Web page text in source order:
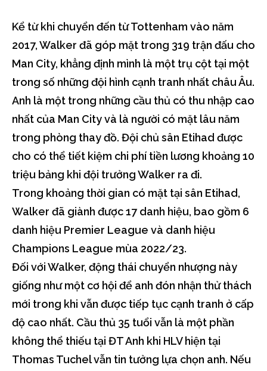
Kể từ khi chuyển đến từ Tottenham vào năm
2017, Walker đã góp mặt trong 319 trận đấu cho
Man City, khẳng định mình là một trụ cột tại một
trong số những đội hình cạnh tranh nhất châu Âu.
Anh là một trong những cầu thủ có thu nhập cao
nhất của Man City và là người có mặt lâu năm
trong phòng thay đồ. Đội chủ sân Etihad được
cho có thể tiết kiệm chi phí tiền lương khoảng 10
triệu bảng khi đội trưởng Walker ra đi.
Trong khoảng thời gian có mặt tại sân Etihad,
Walker đã giành được 17 danh hiệu, bao gồm 6
danh hiệu Premier League và danh hiệu
Champions League mùa 2022/23.
Đối với Walker, động thái chuyển nhượng này
giống như một cơ hội để anh đón nhận thử thách
mới trong khi vẫn được tiếp tục cạnh tranh ở cấp
độ cao nhất. Cầu thủ 35 tuổi vẫn là một phần
không thể thiếu tại ĐT Anh khi HLV hiện tại
Thomas Tuchel vẫn tin tưởng lựa chọn anh. Nếu